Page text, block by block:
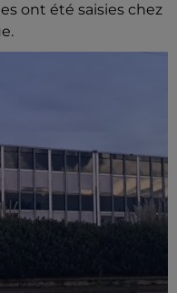
ont été saisies chez